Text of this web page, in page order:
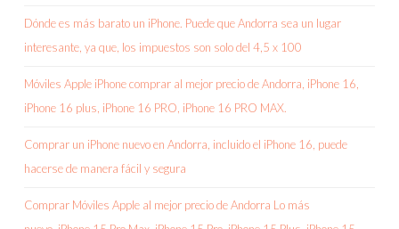
Dónde es más barato un iPhone. Puede que Andorra sea un lugar
interesante, ya que, los impuestos son solo del 4,5 x 100
Móviles Apple iPhone comprar al mejor precio de Andorra, iPhone 16,
iPhone 16 plus, iPhone 16 PRO, iPhone 16 PRO MAX.
Comprar un iPhone nuevo en Andorra, incluido el iPhone 16, puede
hacerse de manera fácil y segura
Comprar Móviles Apple al mejor precio de Andorra Lo más